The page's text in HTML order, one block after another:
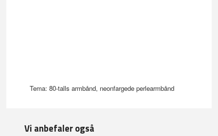
Tema: 80-talls armbånd, neonfargede perlearmbånd
Vi anbefaler også